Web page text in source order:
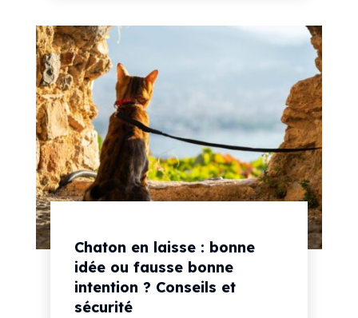
Chaton en laisse : bonne
idée ou fausse bonne
intention ? Conseils et
sécurité